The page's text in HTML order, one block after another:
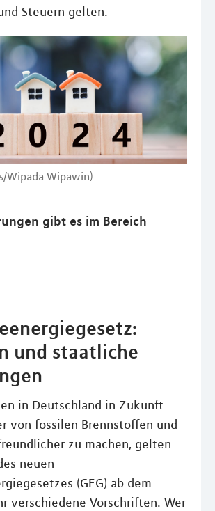
Steuern gelten.
Wipada Wipawin)
gibt es im Bereich
und staatliche
in Deutschland in Zukunft
von fossilen Brennstoffen und
zu machen, gelten
neuen
(GEG) ab dem
verschiedene Vorschriften. Wer